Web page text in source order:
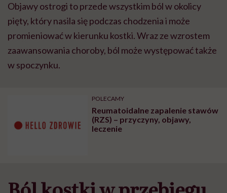
Objawy ostrogi to przede wszystkim ból w okolicy
pięty, który nasila się podczas chodzenia i może
promieniować w kierunku kostki. Wraz ze wzrostem
zaawansowania choroby, ból może występować także
w spoczynku.
POLECAMY
Reumatoidalne zapalenie stawów
(RZS) – przyczyny, objawy,
leczenie